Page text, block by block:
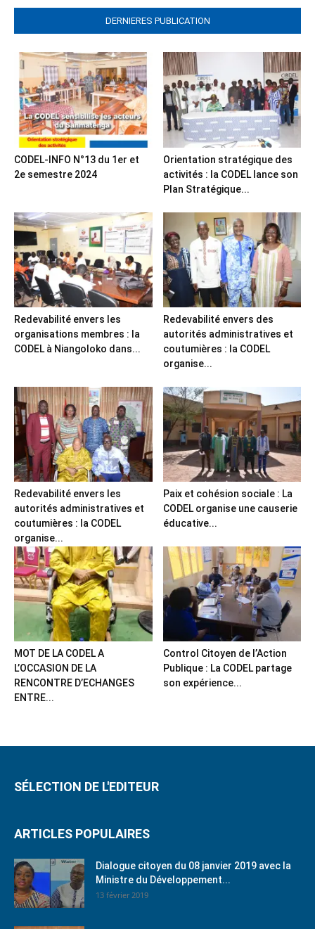
DERNIERES PUBLICATION
CODEL-INFO N°13 du 1er et
2e semestre 2024
Orientation stratégique des
activités : la CODEL lance son
Plan Stratégique...
Redevabilité envers les
organisations membres : la
CODEL à Niangoloko dans...
Redevabilité envers des
autorités administratives et
coutumières : la CODEL
organise...
Redevabilité envers les
autorités administratives et
coutumières : la CODEL
organise...
Paix et cohésion sociale : La
CODEL organise une causerie
éducative...
MOT DE LA CODEL A
L’OCCASION DE LA
RENCONTRE D’ECHANGES
ENTRE...
Control Citoyen de l’Action
Publique : La CODEL partage
son expérience...
SÉLECTION DE L'EDITEUR
ARTICLES POPULAIRES
Dialogue citoyen du 08 janvier 2019 avec la
Ministre du Développement...
13 février 2019